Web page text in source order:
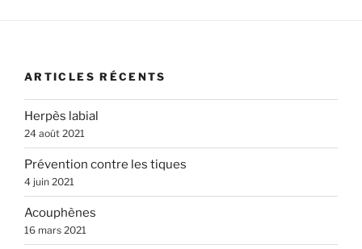
ARTICLES RÉCENTS
Herpès labial
24 août 2021
Prévention contre les tiques
4 juin 2021
Acouphènes
16 mars 2021